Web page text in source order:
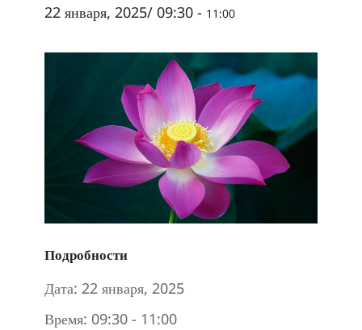
22 января, 2025/ 09:30 - 11:00
Подробности
Дата: 22 января, 2025
Время: 09:30 - 11:00